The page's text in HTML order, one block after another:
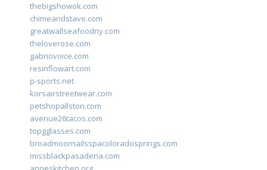
thebigshowok.com
chimeandstave.com
greatwallseafoodny.com
theloverose.com
gabriovoice.com
resinflowart.com
p-sports.net
korsairstreetwear.com
petshopallston.com
avenue26tacos.com
topgglasses.com
broadmoornailsspacoloradosprings.com
missblackpasadena.com